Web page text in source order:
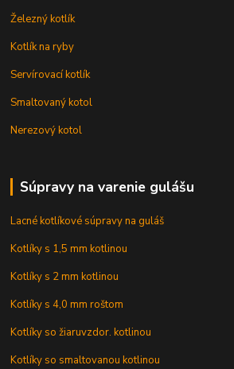
Železný kotlík
Kotlík na ryby
Servírovací kotlík
Smaltovaný kotol
Nerezový kotol
Súpravy na varenie gulášu
Lacné kotlíkové súpravy na guláš
Kotlíky s 1,5 mm kotlinou
Kotlíky s 2 mm kotlinou
Kotlíky s 4,0 mm roštom
Kotlíky so žiaruvzdor. kotlinou
Kotlíky so smaltovanou kotlinou